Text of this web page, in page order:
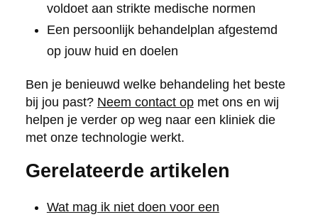
voldoet aan strikte medische normen
Een persoonlijk behandelplan afgestemd
op jouw huid en doelen
Ben je benieuwd welke behandeling het beste
bij jou past? Neem contact opmet ons en wij
helpen je verder op weg naar een kliniek die
met onze technologie werkt.
Gerelateerde artikelen
Wat mag ik niet doen voor een